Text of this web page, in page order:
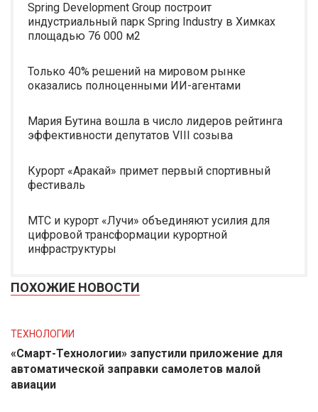
Spring Development Group построит
индустриальный парк Spring Industry в Химках
площадью 76 000 м2
Только 40% решений на мировом рынке
оказались полноценными ИИ-агентами
Мария Бутина вошла в число лидеров рейтинга
эффективности депутатов VIII созыва
Курорт «Аракай» примет первый спортивный
фестиваль
МТС и курорт «Лучи» объединяют усилия для
цифровой трансформации курортной
инфраструктуры
ПОХОЖИЕ НОВОСТИ
ТЕХНОЛОГИИ
«Смарт-Технологии» запустили приложение для
автоматической заправки самолетов малой
авиации